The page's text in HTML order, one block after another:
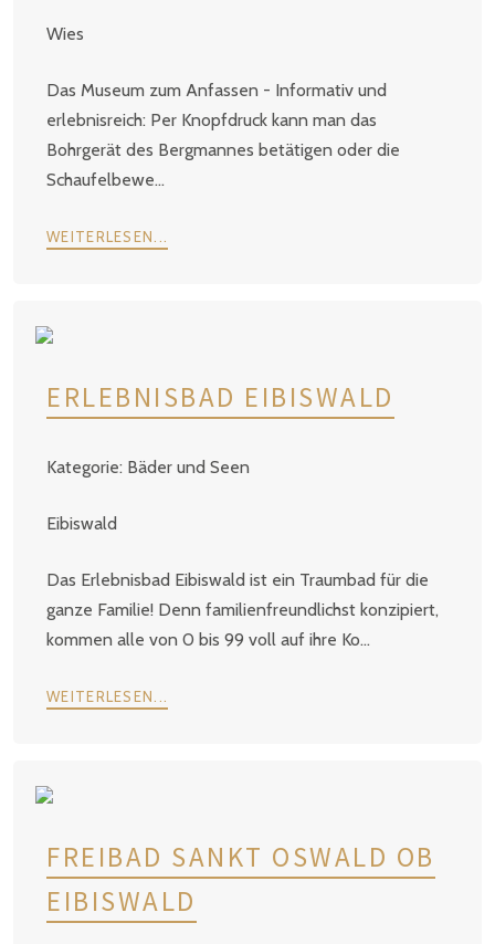
Wies
Das Museum zum Anfassen - Informativ und
erlebnisreich: Per Knopfdruck kann man das
Bohrgerät des Bergmannes betätigen oder die
Schaufelbewe...
WEITERLESEN...
ERLEBNISBAD EIBISWALD
Bäder und Seen
Eibiswald
Das Erlebnisbad Eibiswald ist ein Traumbad für die
ganze Familie! Denn familienfreundlichst konzipiert,
kommen alle von 0 bis 99 voll auf ihre Ko...
WEITERLESEN...
FREIBAD SANKT OSWALD OB
EIBISWALD